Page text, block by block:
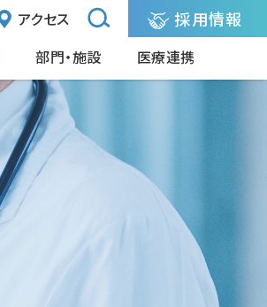
アクセス 採用情報
部門・施設 医療連携